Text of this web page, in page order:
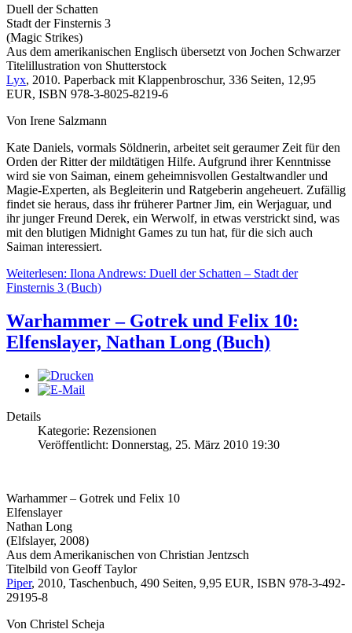
Duell der Schatten
Stadt der Finsternis 3
(Magic Strikes)
Aus dem amerikanischen Englisch übersetzt von Jochen Schwarzer
Titelillustration von Shutterstock
Lyx, 2010. Paperback mit Klappenbroschur, 336 Seiten, 12,95
EUR, ISBN 978-3-8025-8219-6
Von Irene Salzmann
Kate Daniels, vormals Söldnerin, arbeitet seit geraumer Zeit für den
Orden der Ritter der mildtätigen Hilfe. Aufgrund ihrer Kenntnisse
wird sie von Saiman, einem geheimnisvollen Gestaltwandler und
Magie-Experten, als Begleiterin und Ratgeberin angeheuert. Zufällig
findet sie heraus, dass ihr früherer Partner Jim, ein Werjaguar, und
ihr junger Freund Derek, ein Werwolf, in etwas verstrickt sind, was
mit den blutigen Midnight Games zu tun hat, für die sich auch
Saiman interessiert.
Weiterlesen: Ilona Andrews: Duell der Schatten – Stadt der
Finsternis 3 (Buch)
Warhammer – Gotrek und Felix 10:
Elfenslayer, Nathan Long (Buch)
Details
Kategorie: Rezensionen
Veröffentlicht: Donnerstag, 25. März 2010 19:30
Warhammer – Gotrek und Felix 10
Elfenslayer
Nathan Long
(Elfslayer, 2008)
Aus dem Amerikanischen von Christian Jentzsch
Titelbild von Geoff Taylor
Piper, 2010, Taschenbuch, 490 Seiten, 9,95 EUR, ISBN 978-3-492-
29195-8
Von Christel Scheja